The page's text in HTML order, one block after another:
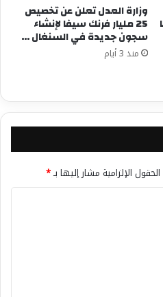
وزارة العدل تعلن عن تخصيص
25 مليار فرنك سيفا لإنشاء
سجون جديدة في السنغال …
منذ 3 أيام
الحقول الإلزامية مشار إليها بـ*